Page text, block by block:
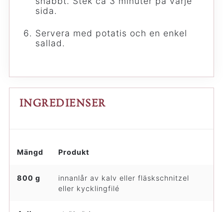
INGREDIENSER
Mängd Produkt
800 g
innanlår av kalv eller fläskschnitzel
eller kycklingfilé
sida.
Servera med potatis och en enkel
sallad.